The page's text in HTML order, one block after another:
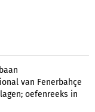
van Fenerbahçe
oefenreeks in